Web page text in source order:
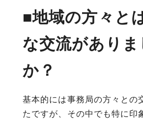
■地域の方々と
な交流がありま
か？
基本的には事務局の方々との
たですが、その中でも特に印